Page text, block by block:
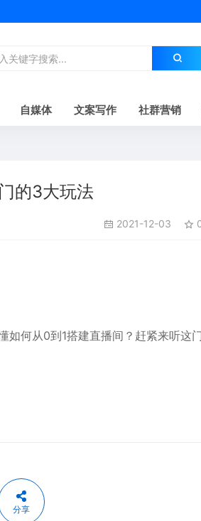
自媒体 文案写作 社群营销
的3大玩法
2021-12-03
如何从0到1搭建直播间？赶紧来听这
分享